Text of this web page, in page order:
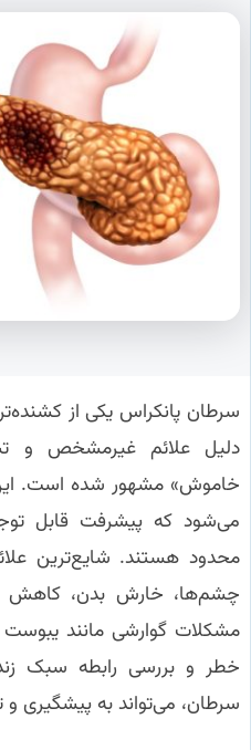
سرطان پانکراس یکی از
دلیل علائم غیرمشخص و
خاموش» مشهور شده است.
می‌شود که پیشرفت قابل
محدود هستند. شایع‌ترین
چشم‌ها، خارش بدن، کاهش
مشکلات گوارشی مانند
خطر و بررسی رابطه سبک
سرطان، می‌تواند به